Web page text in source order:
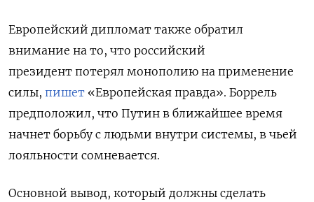
Европейский дипломат также обратил
внимание на то, что российский
президент потерял монополию на применение
силы, пишет «Европейская правда». Боррель
предположил, что Путин в ближайшее время
начнет борьбу с людьми внутри системы, в чьей
лояльности сомневается.
Основной вывод, который должны сделать